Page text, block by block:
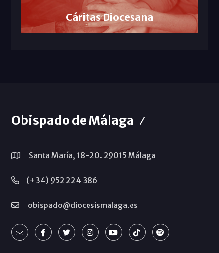
Cáritas Diocesana
Obispado de Málaga
Santa María, 18-20. 29015 Málaga
(+34) 952 224 386
obispado@diocesismalaga.es